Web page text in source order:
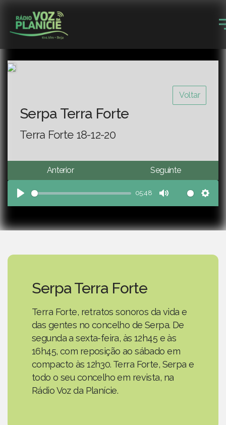
Voltar
Serpa Terra Forte
Terra Forte 18-12-20
Anterior Seguinte
Play
05:48
Mute
Serpa Terra Forte
Terra Forte, retratos sonoros da vida e
das gentes no concelho de Serpa. De
segunda a sexta-feira, às 12h45 e às
16h45, com reposição ao sábado em
compacto às 12h30. Terra Forte, Serpa e
todo o seu concelho em revista, na
Rádio Voz da Planície.